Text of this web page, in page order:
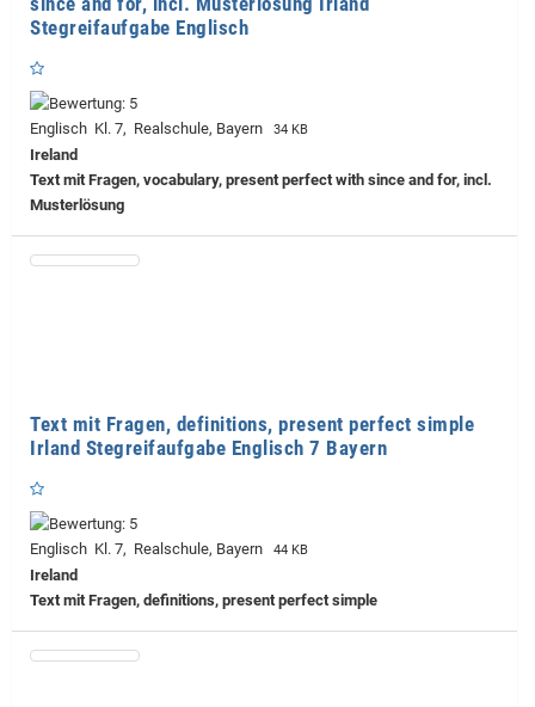
Stegreifaufgabe Englisch
Englisch Kl. 7, Realschule, Bayern 34 KB
Ireland
Text mit Fragen, vocabulary, present perfect with since and for, incl.
Musterlösung
Text mit Fragen, definitions, present perfect simple
Irland Stegreifaufgabe Englisch 7 Bayern
Englisch Kl. 7, Realschule, Bayern 44 KB
Ireland
Text mit Fragen, definitions, present perfect simple